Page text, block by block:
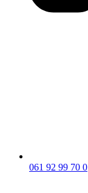
061 92 99 70 0